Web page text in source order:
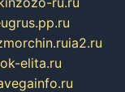
ia2.ru
elita.ru